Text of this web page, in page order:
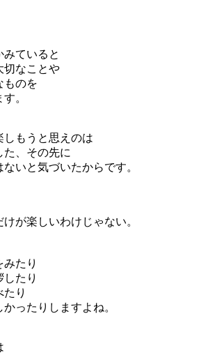
ていると
切なことや
ものを
。
しもうと思えのは
た、その先に
いと気づいたからです。
が楽しいわけじゃない。
たり
たり
り
ったりしますよね。